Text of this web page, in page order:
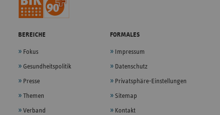
BEREICHE
Fokus
Gesundheitspolitik
Presse
Themen
Verband
FORMALES
Impressum
Datenschutz
Privatsphäre-Einstellungen
Sitemap
Kontakt